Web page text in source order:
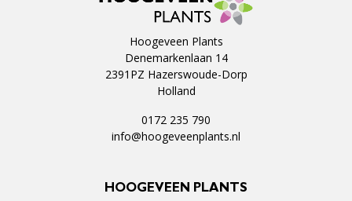
Hoogeveen Plants
Denemarkenlaan 14
2391PZ Hazerswoude-Dorp
Holland
0172 235 790
info@hoogeveenplants.nl
HOOGEVEEN PLANTS